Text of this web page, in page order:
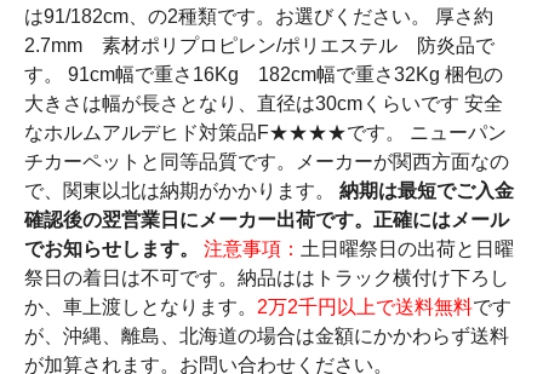
は91/182cm、の2種類です。お選びください。 厚さ約
2.7mm 素材ポリプロピレン/ポリエステル 防炎品で
す。 91cm幅で重さ16Kg 182cm幅で重さ32Kg 梱包の
大きさは幅が長さとなり、直径は30cmくらいです 安全
なホルムアルデヒド対策品F★★★★です。 ニューパン
チカーペットと同等品質です。メーカーが関西方面なの
で、関東以北は納期がかかります。 納期は最短でご入金
確認後の翌営業日にメーカー出荷です。正確にはメール
でお知らせします。
注意事項： 土日曜祭日の出荷と日曜
祭日の着日は不可です。納品ははトラック横付け下ろし
か、車上渡しとなります。 2万2千円以上で送料無料です
が、沖縄、離島、北海道の場合は金額にかかわらず送料
が加算されます。お問い合わせください。